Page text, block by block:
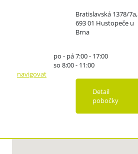
Bratislavská 1378/7a,
693 01 Hustopeče u
Brna
po - pá 7:00 - 17:00
so 8:00 - 11:00
navigovat
Detail
pobočky